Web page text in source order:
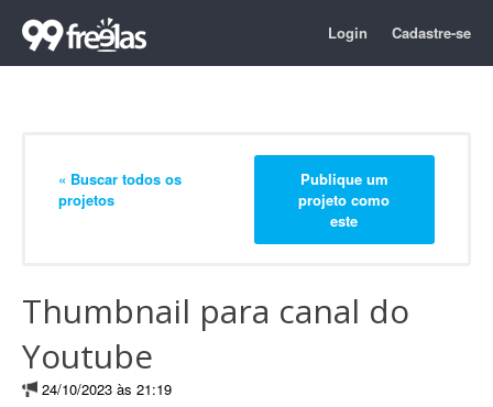
Login Cadastre-se
« Buscar todos os
projetos
Publique um
projeto como
este
Thumbnail para canal do
Youtube
24/10/2023 às 21:19